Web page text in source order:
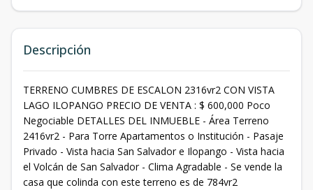
Descripción
TERRENO CUMBRES DE ESCALON 2316vr2 CON VISTA
LAGO ILOPANGO PRECIO DE VENTA : $ 600,000 Poco
Negociable DETALLES DEL INMUEBLE - Área Terreno
2416vr2 - Para Torre Apartamentos o Institución - Pasaje
Privado - Vista hacia San Salvador e Ilopango - Vista hacia
el Volcán de San Salvador - Clima Agradable - Se vende la
casa que colinda con este terreno es de 784vr2